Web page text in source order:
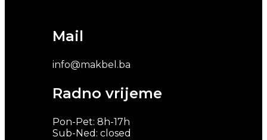
Mail
info@makbel.ba
Radno vrijeme
Pon-Pet: 8h-17h
Sub-Ned: closed